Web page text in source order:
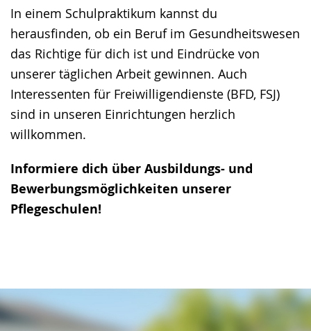
c
h
e
w
i
r
d
n
g
e
g
t
In einem Schulpraktikum kannst du
herausfinden, ob ein Beruf im Gesundheitswesen
das Richtige für dich ist und Eindrücke von
unserer täglichen Arbeit gewinnen. Auch
Interessenten für Freiwilligendienste (BFD, FSJ)
sind in unseren Einrichtungen herzlich
willkommen.
Informiere dich über Ausbildungs- und
Bewerbungsmöglichkeiten unserer
Pflegeschulen!